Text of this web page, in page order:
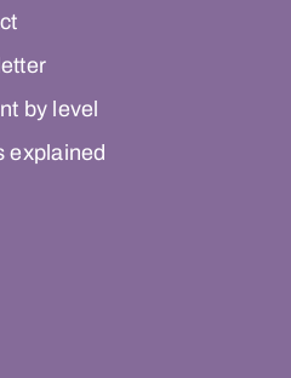
by level
explained